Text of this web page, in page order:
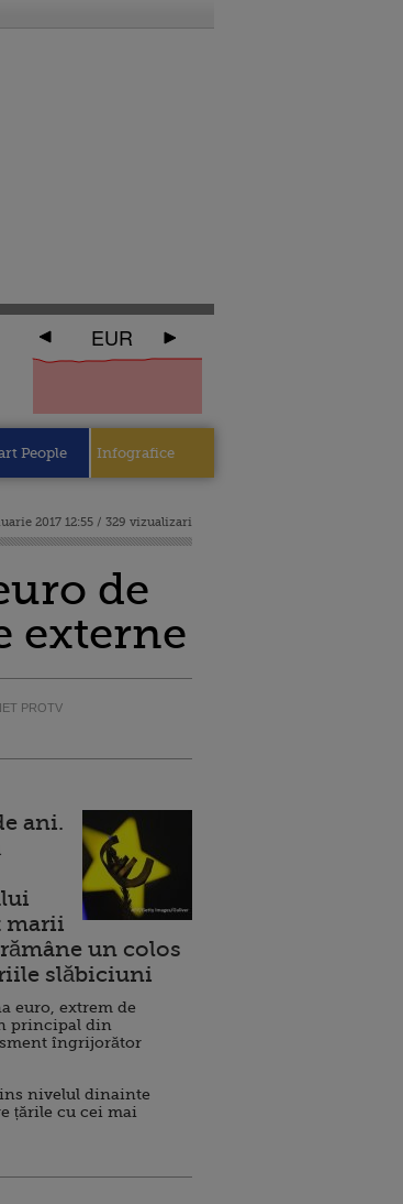
EUR
People Infografice
2017 12:55 / 329 vizualizari
de
externe
PROTV
ani.
marii
un colos
slăbiciuni
euro, extrem de
principal din
îngrijorător
nivelul dinainte
țările cu cei mai